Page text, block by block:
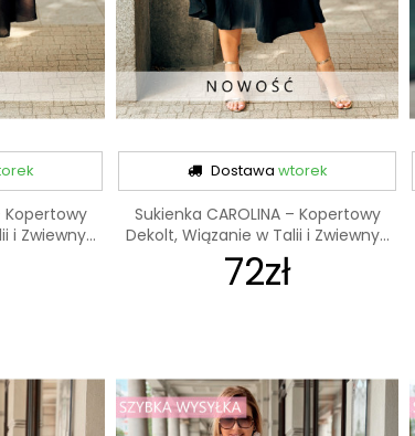
Kopertowy
i Zwiewny...
Dostawa wtorek
Sukienka CAROLINA – Kopertowy
Dekolt, Wiązanie w Talii i Zwiewny...
72zł